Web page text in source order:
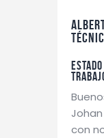
con